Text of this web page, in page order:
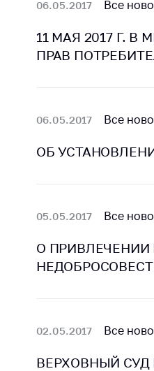
символы
Ценовая
Торговля
контроль
06.05.2017 Все
11 МАЯ 2017 Г.
ПРАВ
06.05.2017 Все
ОБ
05.05.2017 Все
О ПРИВЛЕЧЕНИИ
02.05.2017 Все
ВЕРХОВНЫЙ